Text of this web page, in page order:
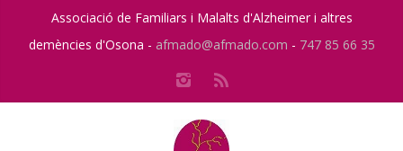
Associació de Familiars i Malalts d'Alzheimer i altres
demències d'Osona - afmado@afmado.com - 747 85 66 35